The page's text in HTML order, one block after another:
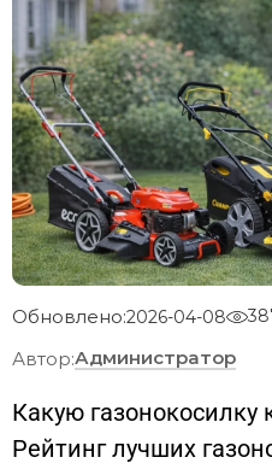
Обновлено:2026-04-08
Автор:Администратор
Какую газонокосилку
Рейтинг лучших